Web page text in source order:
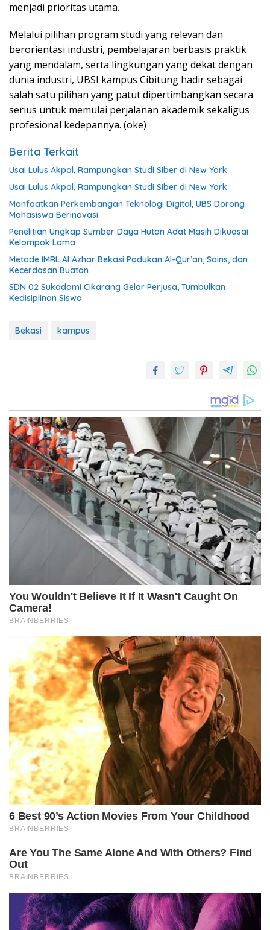
menjadi prioritas utama.
Melalui pilihan program studi yang relevan dan
berorientasi industri, pembelajaran berbasis praktik
yang mendalam, serta lingkungan yang dekat dengan
dunia industri, UBSI kampus Cibitung hadir sebagai
salah satu pilihan yang patut dipertimbangkan secara
serius untuk memulai perjalanan akademik sekaligus
profesional kedepannya. (oke)
Berita Terkait
Usai Lulus Akpol, Rampungkan Studi Siber di New York
Usai Lulus Akpol, Rampungkan Studi Siber di New York
Manfaatkan Perkembangan Teknologi Digital, UBS Dorong
Mahasiswa Berinovasi
Penelitian Ungkap Sumber Daya Hutan Adat Masih Dikuasai
Kelompok Lama
Metode IMRL Al Azhar Bekasi Padukan Al-Qur’an, Sains, dan
Kecerdasan Buatan
SDN 02 Sukadami Cikarang Gelar Perjusa, Tumbulkan
Kedisiplinan Siswa
Bekasi kampus